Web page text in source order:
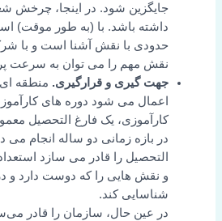
جایگزین شود. در اینجا، چرخش
داشته باشد. با (به طور موقت)
حدودی با نقش آشنا است و با
نقش مهم را می توان به سرعت
جهت گیری و قرارگیری. منطقه
اعمال می شود دوره های
کارآموزی، یک فارغ التحصیل
در بازه زمانی دو ساله انجام می
التحصیل را قادر می سازد
و نقش هایی را که دوست دارد و
شناسایی کند.
در عین حال، سازمان را قادر